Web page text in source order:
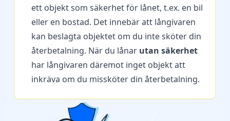
ett objekt som säkerhet för lånet, t.ex. en bil
eller en bostad. Det innebär att långivaren
kan beslagta objektet om du inte sköter din
återbetalning. När du lånar utan säkerhet
har långivaren däremot inget objekt att
inkräva om du missköter din återbetalning.